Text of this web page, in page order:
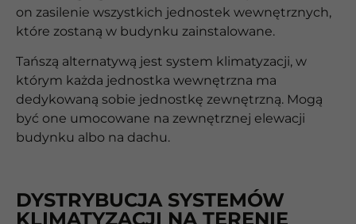
on zasilenie wszystkich jednostek wewnętrznych,
które zostaną w budynku zainstalowane.
Tańszą alternatywą jest system klimatyzacji, w
którym każda jednostka wewnętrzna ma
dedykowaną sobie jednostkę zewnętrzną. Mogą
być one umocowane na zewnętrznej elewacji
budynku albo na dachu.
DYSTRYBUCJA SYSTEMÓW
KLIMATYZACJI NA TERENIE